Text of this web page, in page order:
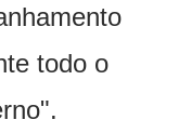
todo o